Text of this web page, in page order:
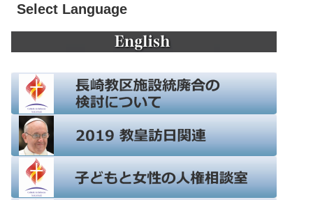
Select Language